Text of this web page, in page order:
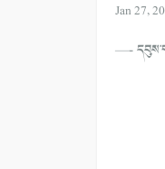
Jan 27,
—-